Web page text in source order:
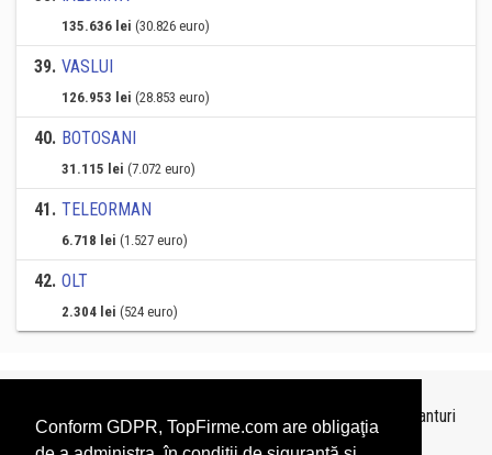
Conform GDPR, TopFirme.com are obligaţia
135.636 lei (30.826 euro)
39. VASLUI
126.953 lei (28.853 euro)
40. BOTOSANI
31.115 lei (7.072 euro)
41. TELEORMAN
6.718 lei (1.527 euro)
42. OLT
2.304 lei (524 euro)
Topurile sunt realizate deTopFirme
pe baza ultimelor bilanturi
depuse si au scop informativ.